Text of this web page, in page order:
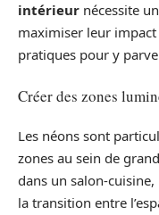
intérieur nécessite
maximiser leur
pratiques pour y
Créer des zones
Les néons sont
zones au sein de
dans un salon-
la transition entre